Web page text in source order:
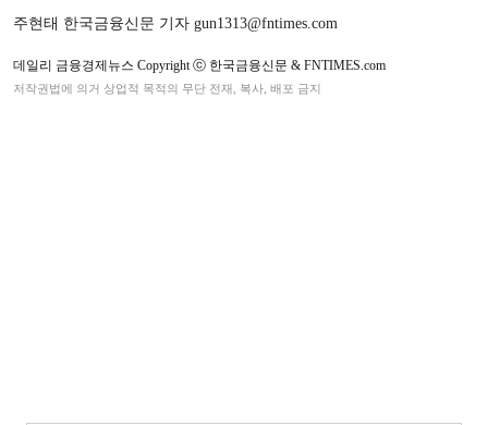
주현태 한국금융신문 기자 gun1313@fntimes.com
데일리 금융경제뉴스 Copyright ⓒ 한국금융신문 & FNTIMES.com
저작권법에 의거 상업적 목적의 무단 전재, 복사, 배포 금지